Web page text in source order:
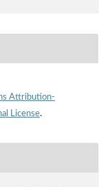
Attribution-
License.